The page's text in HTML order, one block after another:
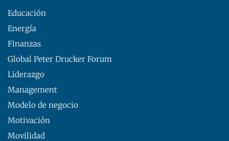
Educación
Energía
Finanzas
Global Peter Drucker Forum
Liderazgo
Management
Modelo de negocio
Motivación
Movilidad